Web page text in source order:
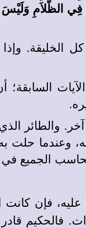
وإذا
والطائر
وعندما
الجميع في
فإن كانت
فالحكيم